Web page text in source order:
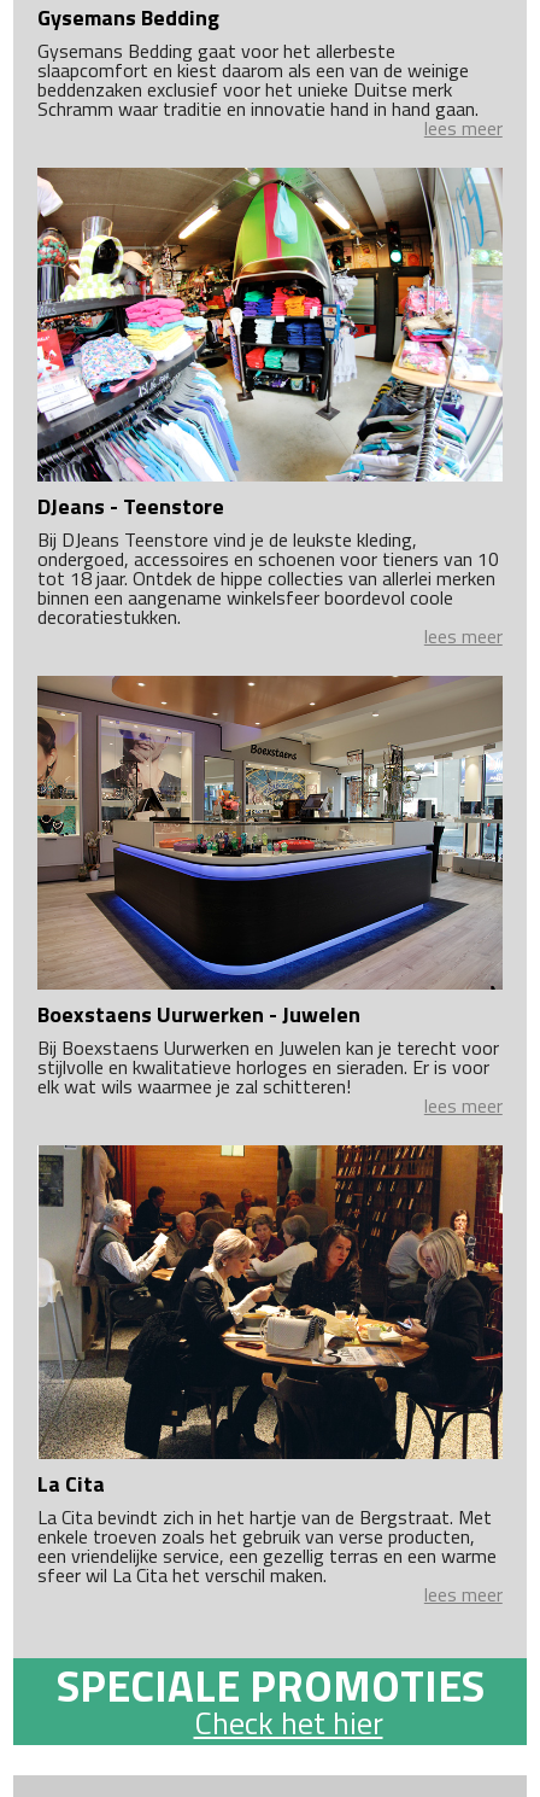
Gysemans Bedding
Gysemans Bedding gaat voor het allerbeste
slaapcomfort en kiest daarom als een van de weinige
beddenzaken exclusief voor het unieke Duitse merk
Schramm waar traditie en innovatie hand in hand gaan.
lees meer
DJeans - Teenstore
Bij DJeans Teenstore vind je de leukste kleding,
ondergoed, accessoires en schoenen voor tieners van 10
tot 18 jaar. Ontdek de hippe collecties van allerlei merken
binnen een aangename winkelsfeer boordevol coole
decoratiestukken.
lees meer
Boexstaens Uurwerken - Juwelen
Bij Boexstaens Uurwerken en Juwelen kan je terecht voor
stijlvolle en kwalitatieve horloges en sieraden. Er is voor
elk wat wils waarmee je zal schitteren!
lees meer
La Cita
La Cita bevindt zich in het hartje van de Bergstraat. Met
enkele troeven zoals het gebruik van verse producten,
een vriendelijke service, een gezellig terras en een warme
sfeer wil La Cita het verschil maken.
lees meer
SPECIALE PROMOTIES
Check het hier